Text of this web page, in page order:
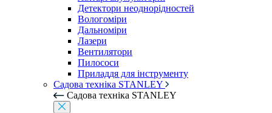
Детектори неоднорідностей
Вологоміри
Дальноміри
Лазери
Вентилятори
Пилососи
Приладдя для інструменту
Садова техніка STANLEY
Садова техніка STANLEY